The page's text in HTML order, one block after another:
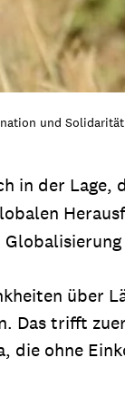
und
in der Lage,
über
Das trifft
die ohne